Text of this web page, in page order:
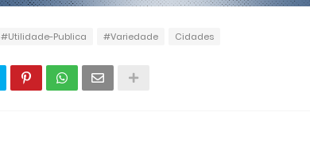
#Utilidade-Publica #Variedade Cidades